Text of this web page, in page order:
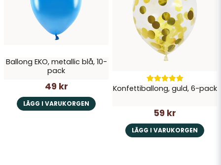
Ballong EKO, metallic blå, 10-
pack
49 kr
LÄGG I VARUKORGEN
Konfettiballong, guld, 6-pack
59 kr
LÄGG I VARUKORGEN